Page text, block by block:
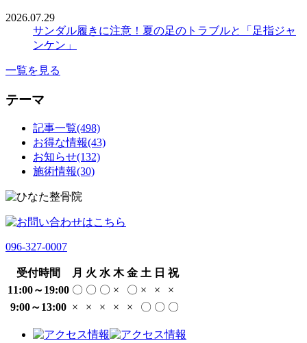
2026.07.29
サンダル履きに注意！夏の足のトラブルと「足指ジャ
ンケン」
一覧を見る
テーマ
記事一覧(498)
お得な情報(43)
お知らせ(132)
施術情報(30)
096-327-0007
受付時間 月 火 水 木 金 土 日 祝
11:00～19:00 〇 〇 〇 × 〇 × ×
×
9:00～13:00 × × × × × 〇 〇 〇